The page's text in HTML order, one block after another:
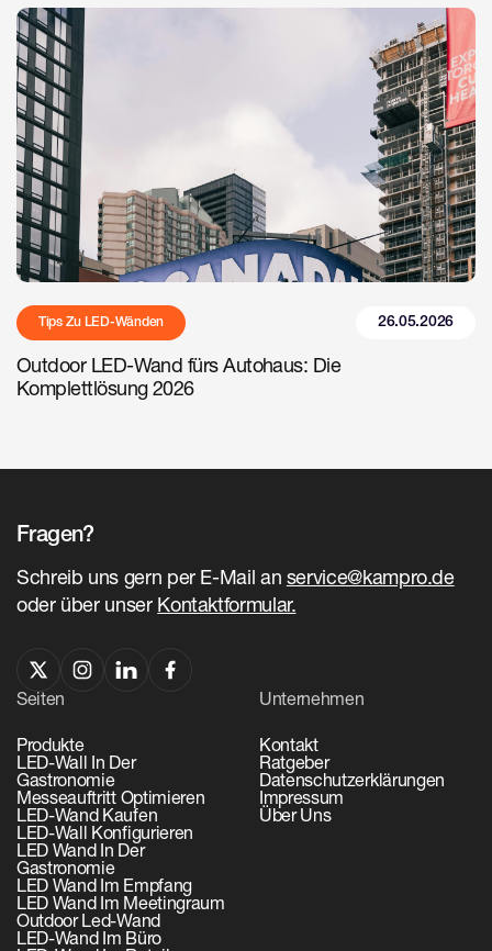
Tips Zu LED-Wänden 26.05.2026
Outdoor LED-Wand fürs Autohaus: Die
Komplettlösung 2026
Fragen?
Schreib uns gern per E-Mail an service@kampro.de
oder über unser Kontaktformular.
Seiten
Produkte
LED-Wall In Der
Gastronomie
Messeauftritt Optimieren
LED-Wand Kaufen
LED-Wall Konfigurieren
LED Wand In Der
Gastronomie
LED Wand Im Empfang
LED Wand Im Meetingraum
Outdoor Led-Wand
LED-Wand Im Büro
Unternehmen
Kontakt
Ratgeber
Datenschutzerklärungen
Impressum
Über Uns